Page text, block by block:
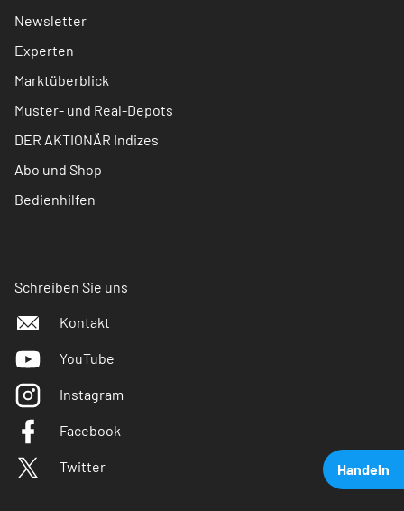
Handeln
Newsletter
Experten
Marktüberblick
Muster- und Real-Depots
DER AKTIONÄR Indizes
Abo und Shop
Bedienhilfen
Schreiben Sie uns
Kontakt
YouTube
Instagram
Facebook
Twitter